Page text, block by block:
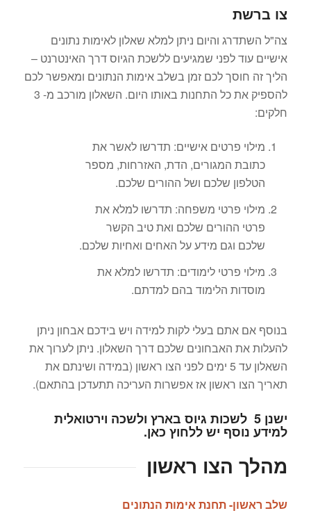
צו ברשת
צה"ל השתדרג והיום ניתן למלא שאלון לאימות נתונים
אישיים עוד לפני שמגיעים ללשכת הגיוס דרך האינטרנט –
הליך זה חוסך לכם זמן בשלב אימות הנתונים ומאפשר לכם
להספיק את כל התחנות באותו היום. השאלון מורכב מ- 3
חלקים:
מילוי פרטים אישיים: תדרשו לאשר את
כתובת המגורים, הדת, האזרחות, מספר
הטלפון שלכם ושל ההורים שלכם.
מילוי פרטי משפחה: תדרשו למלא את
פרטי ההורים שלכם ואת טיב הקשר
שלכם וגם מידע על האחים ואחיות שלכם.
מילוי פרטי לימודים: תדרשו למלא את
מוסדות הלימוד בהם למדתם.
בנוסף אם אתם בעלי לקות למידה ויש בידכם אבחון ניתן
להעלות את האבחונים שלכם דרך השאלון. ניתן לערוך את
השאלון עד 5 ימים לפני הצו ראשון (במידה ושינתם את
תאריך הצו ראשון אז אפשרות העריכה תתעדכן בהתאם).
ישנן 5 לשכות גיוס בארץ ולשכה וירטואלית
למידע נוסף ישללחוץ כאן.
מהלך הצו ראשון
שלב ראשון- תחנת אימות הנתונים